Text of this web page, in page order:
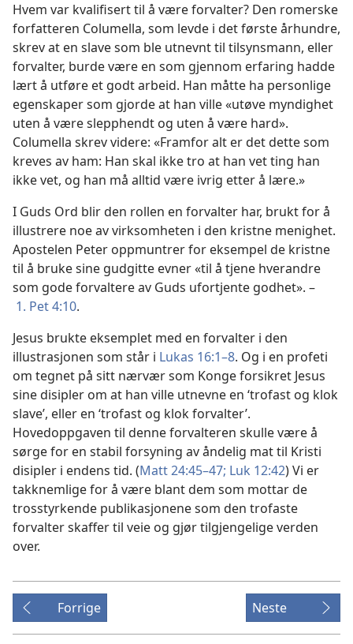
Hvem var kvalifisert til å være forvalter? Den romerske
forfatteren Columella, som levde i det første århundre,
skrev at en slave som ble utnevnt til tilsynsmann, eller
forvalter, burde være en som gjennom erfaring hadde
lært å utføre et godt arbeid. Han måtte ha personlige
egenskaper som gjorde at han ville «utøve myndighet
uten å være slepphendt og uten å være hard».
Columella skrev videre: «Framfor alt er det dette som
kreves av ham: Han skal ikke tro at han vet ting han
ikke vet, og han må alltid være ivrig etter å lære.»
I Guds Ord blir den rollen en forvalter har, brukt for å
illustrere noe av virksomheten i den kristne menighet.
Apostelen Peter oppmuntrer for eksempel de kristne
til å bruke sine gudgitte evner «til å tjene hverandre
som gode forvaltere av Guds ufortjente godhet». –
1. Pet 4:10.
Jesus brukte eksemplet med en forvalter i den
illustrasjonen som står i Lukas 16:1–8. Og i en profeti
om tegnet på sitt nærvær som Konge forsikret Jesus
sine disipler om at han ville utnevne en ‘trofast og klok
slave’, eller en ‘trofast og klok forvalter’.
Hovedoppgaven til denne forvalteren skulle være å
sørge for en stabil forsyning av åndelig mat til Kristi
disipler i endens tid. (Matt 24:45–47; Luk 12:42) Vi er
takknemlige for å være blant dem som mottar de
trosstyrkende publikasjonene som den trofaste
forvalter skaffer til veie og gjør tilgjengelige verden
over.
Forrige Neste